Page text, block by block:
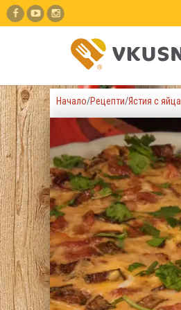
Начало/Рецепти/Ястия с яйца